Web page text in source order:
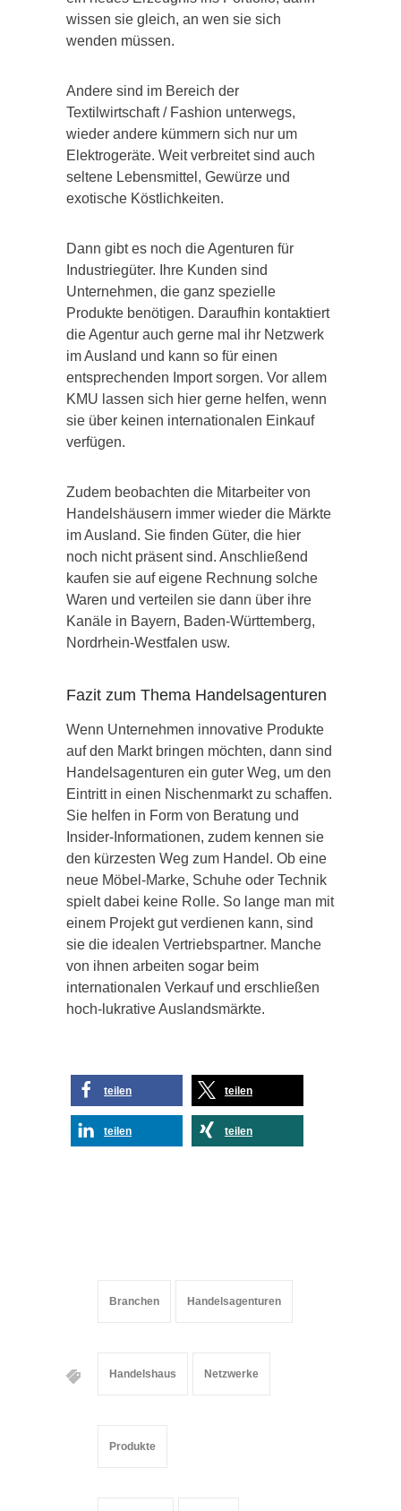
wissen sie gleich, an wen sie sich
wenden müssen.
Andere sind im Bereich der
Textilwirtschaft / Fashion unterwegs,
wieder andere kümmern sich nur um
Elektrogeräte. Weit verbreitet sind auch
seltene Lebensmittel, Gewürze und
exotische Köstlichkeiten.
Dann gibt es noch die Agenturen für
Industriegüter. Ihre Kunden sind
Unternehmen, die ganz spezielle
Produkte benötigen. Daraufhin kontaktiert
die Agentur auch gerne mal ihr Netzwerk
im Ausland und kann so für einen
entsprechenden Import sorgen. Vor allem
KMU lassen sich hier gerne helfen, wenn
sie über keinen internationalen Einkauf
verfügen.
Zudem beobachten die Mitarbeiter von
Handelshäusern immer wieder die Märkte
im Ausland. Sie finden Güter, die hier
noch nicht präsent sind. Anschließend
kaufen sie auf eigene Rechnung solche
Waren und verteilen sie dann über ihre
Kanäle in Bayern, Baden-Württemberg,
Nordrhein-Westfalen usw.
Fazit zum Thema Handelsagenturen
Wenn Unternehmen innovative Produkte
auf den Markt bringen möchten, dann sind
Handelsagenturen ein guter Weg, um den
Eintritt in einen Nischenmarkt zu schaffen.
Sie helfen in Form von Beratung und
Insider-Informationen, zudem kennen sie
den kürzesten Weg zum Handel. Ob eine
neue Möbel-Marke, Schuhe oder Technik
spielt dabei keine Rolle. So lange man mit
einem Projekt gut verdienen kann, sind
sie die idealen Vertriebspartner. Manche
von ihnen arbeiten sogar beim
internationalen Verkauf und erschließen
hoch-lukrative Auslandsmärkte.
teilen teilen
teilen teilen
Branchen Handelsagenturen
Handelshaus Netzwerke
Produkte